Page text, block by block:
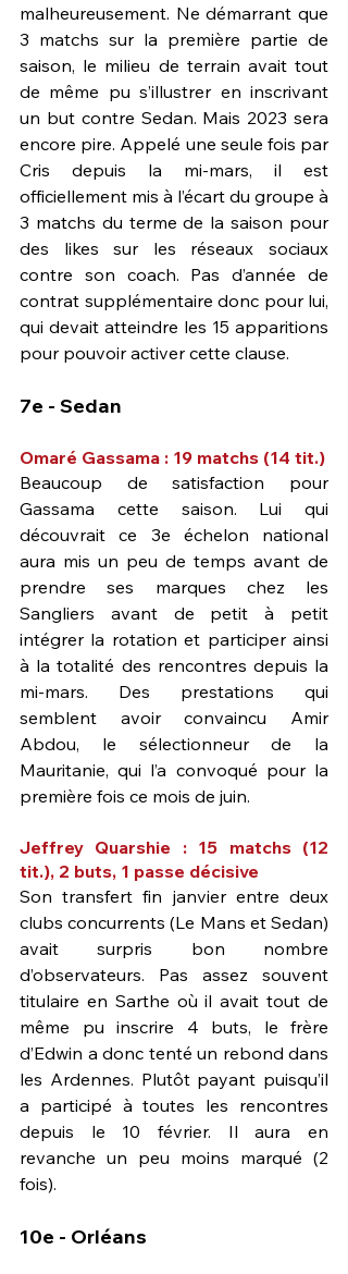
malheureusement. Ne démarrant que
3 matchs sur la première partie de
saison, le milieu de terrain avait tout
de même pu s’illustrer en inscrivant
un but contre Sedan. Mais 2023 sera
encore pire. Appelé une seule fois par
Cris depuis la mi-mars, il est
officiellement mis à l’écart du groupe à
3 matchs du terme de la saison pour
des likes sur les réseaux sociaux
contre son coach. Pas d’année de
contrat supplémentaire donc pour lui,
qui devait atteindre les 15 apparitions
pour pouvoir activer cette clause.
7e - Sedan
Omaré Gassama : 19 matchs (14 tit.)
Beaucoup de satisfaction pour
Gassama cette saison. Lui qui
découvrait ce 3e échelon national
aura mis un peu de temps avant de
prendre ses marques chez les
Sangliers avant de petit à petit
intégrer la rotation et participer ainsi
à la totalité des rencontres depuis la
mi-mars. Des prestations qui
semblent avoir convaincu Amir
Abdou, le sélectionneur de la
Mauritanie, qui l’a convoqué pour la
première fois ce mois de juin.
Jeffrey Quarshie : 15 matchs (12
tit.), 2 buts, 1 passe décisive
Son transfert fin janvier entre deux
clubs concurrents (Le Mans et Sedan)
avait surpris bon nombre
d’observateurs. Pas assez souvent
titulaire en Sarthe où il avait tout de
même pu inscrire 4 buts, le frère
d’Edwin a donc tenté un rebond dans
les Ardennes. Plutôt payant puisqu’il
a participé à toutes les rencontres
depuis le 10 février. Il aura en
revanche un peu moins marqué (2
fois).
10e - Orléans